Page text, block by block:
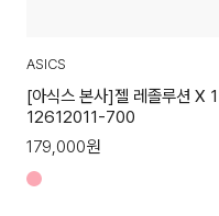
ASICS
[아식스 본사]젤 레졸루션 X 1
12612011-700
179,000원